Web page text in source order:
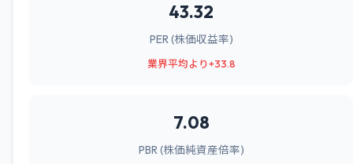
43.32
PER (株価収益率)
業界平均より+33.8
7.08
PBR (株価純資産倍率)